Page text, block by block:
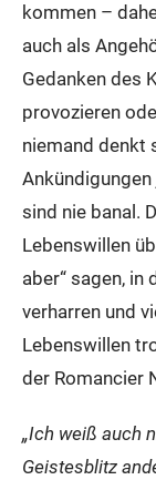
kommen –
auch als
Gedanken des
provozieren
niemand denkt
sind nie banal.
Lebenswillen
aber“ sagen, in
verharren und
Lebenswillen
der Romancier
„Ich weiß auch
Geistesblitz